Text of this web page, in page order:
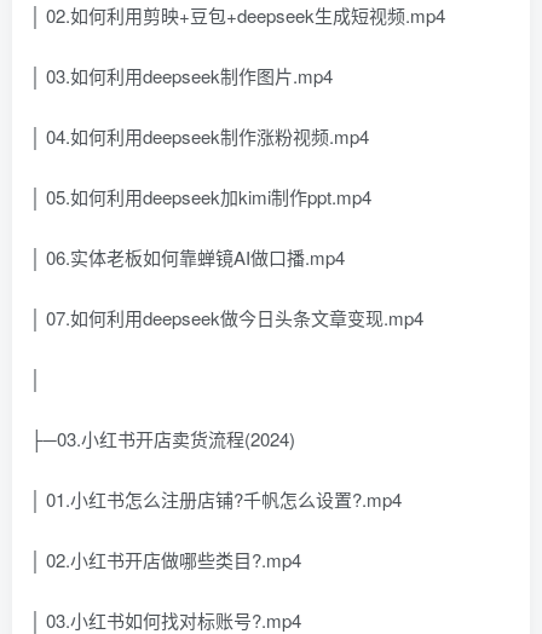
│ 02.如何利用剪映+豆包+deepseek生成短视频.mp4
│ 03.如何利用deepseek制作图片.mp4
│ 04.如何利用deepseek制作涨粉视频.mp4
│ 05.如何利用deepseek加kimi制作ppt.mp4
│ 06.实体老板如何靠蝉镜AI做口播.mp4
│ 07.如何利用deepseek做今日头条文章变现.mp4
├─03.小红书开店卖货流程(2024)
│ 01.小红书怎么注册店铺?千帆怎么设置?.mp4
│ 02.小红书开店做哪些类目?.mp4
│ 03.小红书如何找对标账号?.mp4